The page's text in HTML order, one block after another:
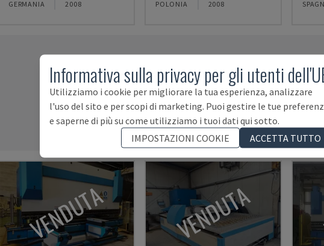
GERMANIA 2008 POLONIA 2008
Mandaci la tuarichiesta di ricerca!
Se non trovi qui la tua macchina, la cerchiamo
VENDUTA VENDUTA
Informativa sulla privacy per gli utenti
Utilizziamo i cookie per migliorare la tua esperienza, analizzare
l'uso del sito e per scopi di marketing. Puoi gestire le tue
e saperne di più su come utilizziamo i tuoi dati qui sotto.
IMPOSTAZIONI COOKIE
ACCETTA TUTTO